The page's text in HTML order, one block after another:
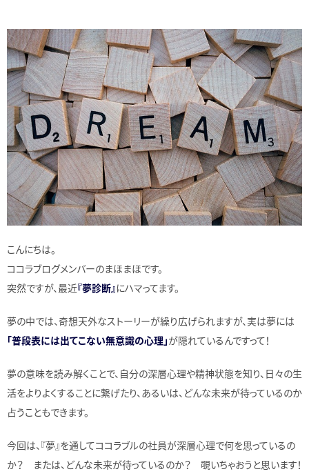
こんにちは。
ココラブログメンバーのまほまほです。
突然ですが、最近『夢診断』にハマってます。
夢の中では、奇想天外なストーリーが繰り広げられますが、実は夢には
「普段表には出てこない無意識の心理」が隠れているんですって！
夢の意味を読み解くことで、自分の深層心理や精神状態を知り、日々の生
活をよりよくすることに繋げたり、あるいは、どんな未来が待っているのか
占うこともできます。
今回は、『夢』を通してココラブルの社員が深層心理で何を思っているの
か？ または、どんな未来が待っているのか？ 覗いちゃおうと思います！